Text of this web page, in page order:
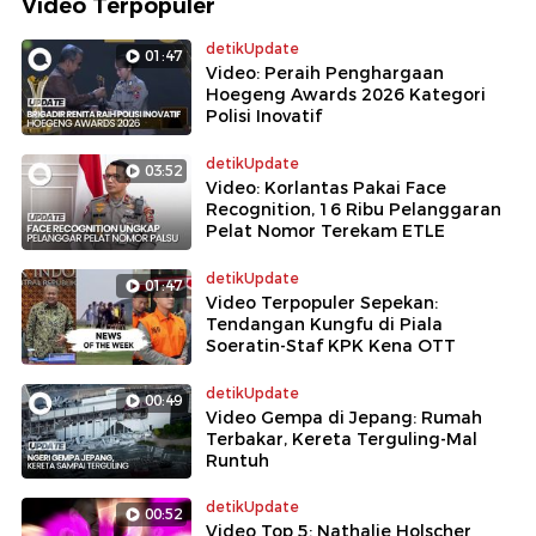
Video Terpopuler
01:47 detikUpdate
Video: Peraih Penghargaan
Hoegeng Awards 2026 Kategori
Polisi Inovatif
03:52 detikUpdate
Video: Korlantas Pakai Face
Recognition, 16 Ribu Pelanggaran
Pelat Nomor Terekam ETLE
01:47 detikUpdate
Video Terpopuler Sepekan:
Tendangan Kungfu di Piala
Soeratin-Staf KPK Kena OTT
00:49 detikUpdate
Video Gempa di Jepang: Rumah
Terbakar, Kereta Terguling-Mal
Runtuh
00:52 detikUpdate